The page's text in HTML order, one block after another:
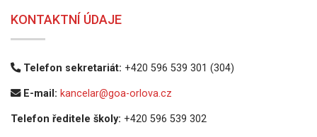
KONTAKTNÍ ÚDAJE
Telefon sekretariát: +420 596 539 301 (304)
E-mail: kancelar@goa-orlova.cz
Telefon ředitele školy: +420 596 539 302